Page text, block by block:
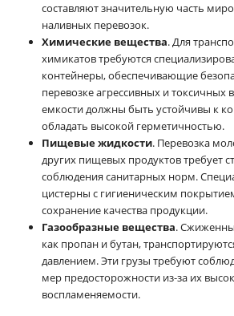
составляют значительную часть
наливных перевозок.
Химические вещества. Для
химикатов требуются
контейнеры, обеспечивающие
перевозке агрессивных и токсичных
емкости должны быть устойчивы к
обладать высокой герметичностью.
Пищевые жидкости. Перевозка
других пищевых продуктов требует
соблюдения санитарных норм.
цистерны с гигиеническим
сохранение качества продукции.
Газообразные вещества.
как пропан и бутан,
давлением. Эти грузы требуют
мер предосторожности из-за их
воспламеняемости.